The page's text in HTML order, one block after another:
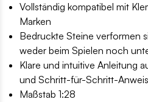
Vollständig kompatibel mit
Marken
Bedruckte Steine verformen
weder beim Spielen noch
Klare und intuitive Anleitung
und Schritt-für-Schritt-
Maßstab 1:28